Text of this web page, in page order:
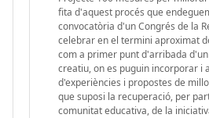
fita d'aquest procés que
convocatòria d'un Congrés de la
celebrar en el termini aproximat
com a primer punt d'arribada
creatiu, on es puguin incorporar i
d'experiències i propostes de
que suposi la recuperació, per
comunitat educativa, de la